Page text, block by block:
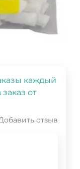
каждый
от
отзыв